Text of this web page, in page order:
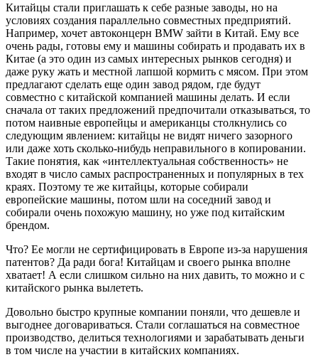
Китайцы стали приглашать к себе разные заводы, но на
условиях создания параллельно совместных предприятий.
Например, хочет автоконцерн BMW зайти в Китай. Ему все
очень рады, готовы ему и машины собирать и продавать их в
Китае (а это один из самых интересных рынков сегодня) и
даже руку жать и местной лапшой кормить с мясом. При этом
предлагают сделать еще один завод рядом, где будут
совместно с китайской компанией машины делать. И если
сначала от таких предложений предпочитали отказываться, то
потом наивные европейцы и американцы столкнулись со
следующим явлением: китайцы не видят ничего зазорного
или даже хоть сколько-нибудь неправильного в копировании.
Такие понятия, как «интеллектуальная собственность» не
входят в число самых распространенных и популярных в тех
краях. Поэтому те же китайцы, которые собирали
европейские машины, потом шли на соседний завод и
собирали очень похожую машину, но уже под китайским
брендом.
Что? Ее могли не сертифицировать в Европе из-за нарушения
патентов? Да ради бога! Китайцам и своего рынка вполне
хватает! А если слишком сильно на них давить, то можно и с
китайского рынка вылететь.
Довольно быстро крупные компании поняли, что дешевле и
выгоднее договариваться. Стали соглашаться на совместное
производство, делиться технологиями и зарабатывать деньги
в том числе на участии в китайских компаниях.